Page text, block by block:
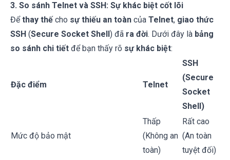
3. So sánh Telnet và SSH: Sự khác biệt cốt lõi
Đểthay thếcho sự thiếu an toàn của Telnet, giao thức
SSH (Secure Socket Shell) đã ra đời. Dưới đây là bảng
so sánh chi tiết để bạn thấy rõ sự khác biệt:
Đặc điểm Telnet
SSH
(Secure
Socket
Shell)
Mức độ bảo mật
Thấp
(Không an
toàn)
Rất cao
(An toàn
tuyệt đối)